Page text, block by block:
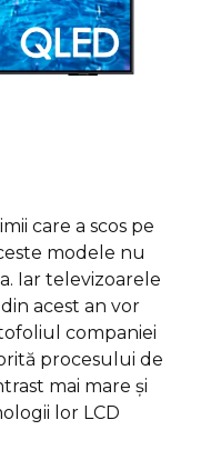
care a scos pe
modele nu
Iar televizoarele
acest an vor
companiei
procesului de
mai mare și
lor LCD